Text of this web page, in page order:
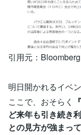
引用元：Bloomberg
明日開かれるイベ
ここで、おそらく
ど来年も引き続き
との見方が強まって